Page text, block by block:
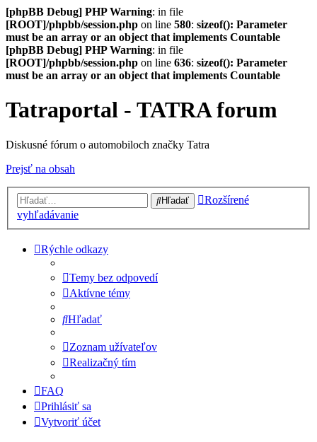
[phpBB Debug] PHP Warning: in file
[ROOT]/phpbb/session.php on line 580: sizeof(): Parameter
must be an array or an object that implements Countable
[phpBB Debug] PHP Warning: in file
[ROOT]/phpbb/session.php on line 636: sizeof(): Parameter
must be an array or an object that implements Countable
Tatraportal - TATRA forum
Diskusné fórum o automobiloch značky Tatra
Prejsť na obsah
Hľadať
Rozšírené
vyhľadávanie
Rýchle odkazy
Temy bez odpovedí
Aktívne témy
Hľadať
Zoznam užívateľov
Realizačný tím
FAQ
Prihlásiť sa
Vytvoriť účet